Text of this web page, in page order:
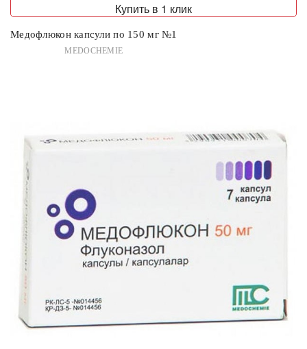
Купить в 1 клик
Медофлюкон капсули по 150 мг №1
MEDOCHEMIE